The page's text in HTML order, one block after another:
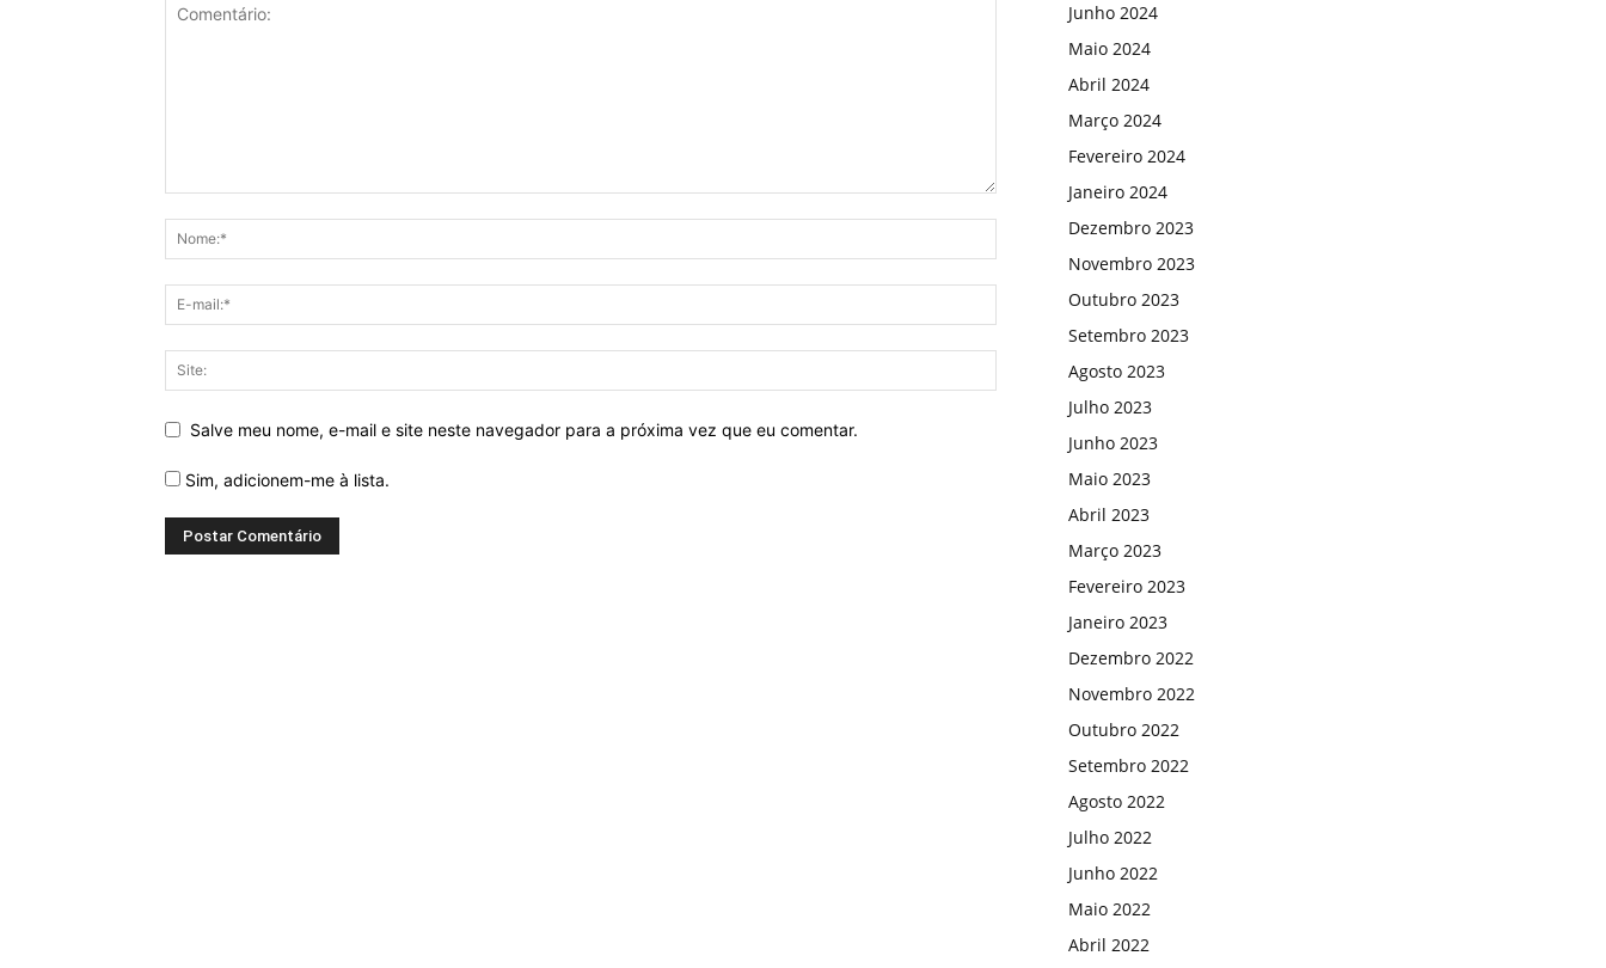
Salve meu nome, e-mail e site neste navegador para a próxima vez que eu comentar.
Sim, adicionem-me à lista.
Junho 2024
Maio 2024
Abril 2024
Março 2024
Fevereiro 2024
Janeiro 2024
Dezembro 2023
Novembro 2023
Outubro 2023
Setembro 2023
Agosto 2023
Julho 2023
Junho 2023
Maio 2023
Abril 2023
Março 2023
Fevereiro 2023
Janeiro 2023
Dezembro 2022
Novembro 2022
Outubro 2022
Setembro 2022
Agosto 2022
Julho 2022
Junho 2022
Maio 2022
Abril 2022